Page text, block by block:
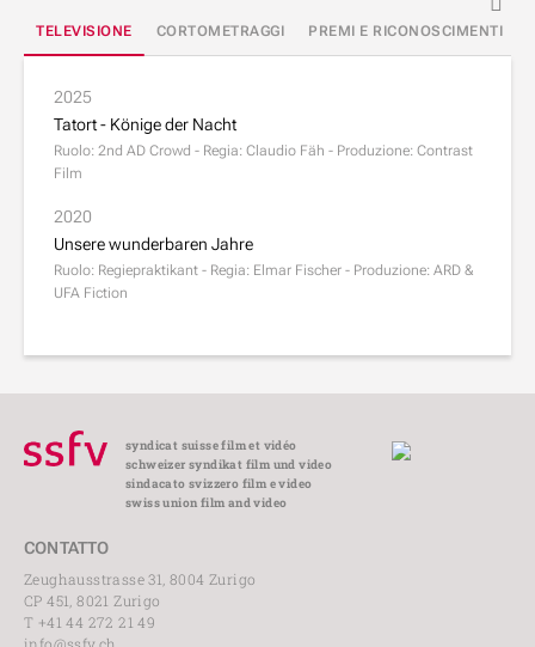
TELEVISIONE CORTOMETRAGGI PREMI E RICONOSCIMENTI
2025
Tatort - Könige der Nacht
Ruolo: 2nd AD Crowd - Regia: Claudio Fäh - Produzione: Contrast
Film
2020
Unsere wunderbaren Jahre
Ruolo: Regiepraktikant - Regia: Elmar Fischer - Produzione: ARD &
UFA Fiction
syndicat suisse film et vidéo
schweizer syndikat film und video
sindacato svizzero film e video
swiss union film and video
CONTATTO
Zeughausstrasse 31, 8004 Zurigo
CP 451, 8021 Zurigo
T +41 44 272 21 49